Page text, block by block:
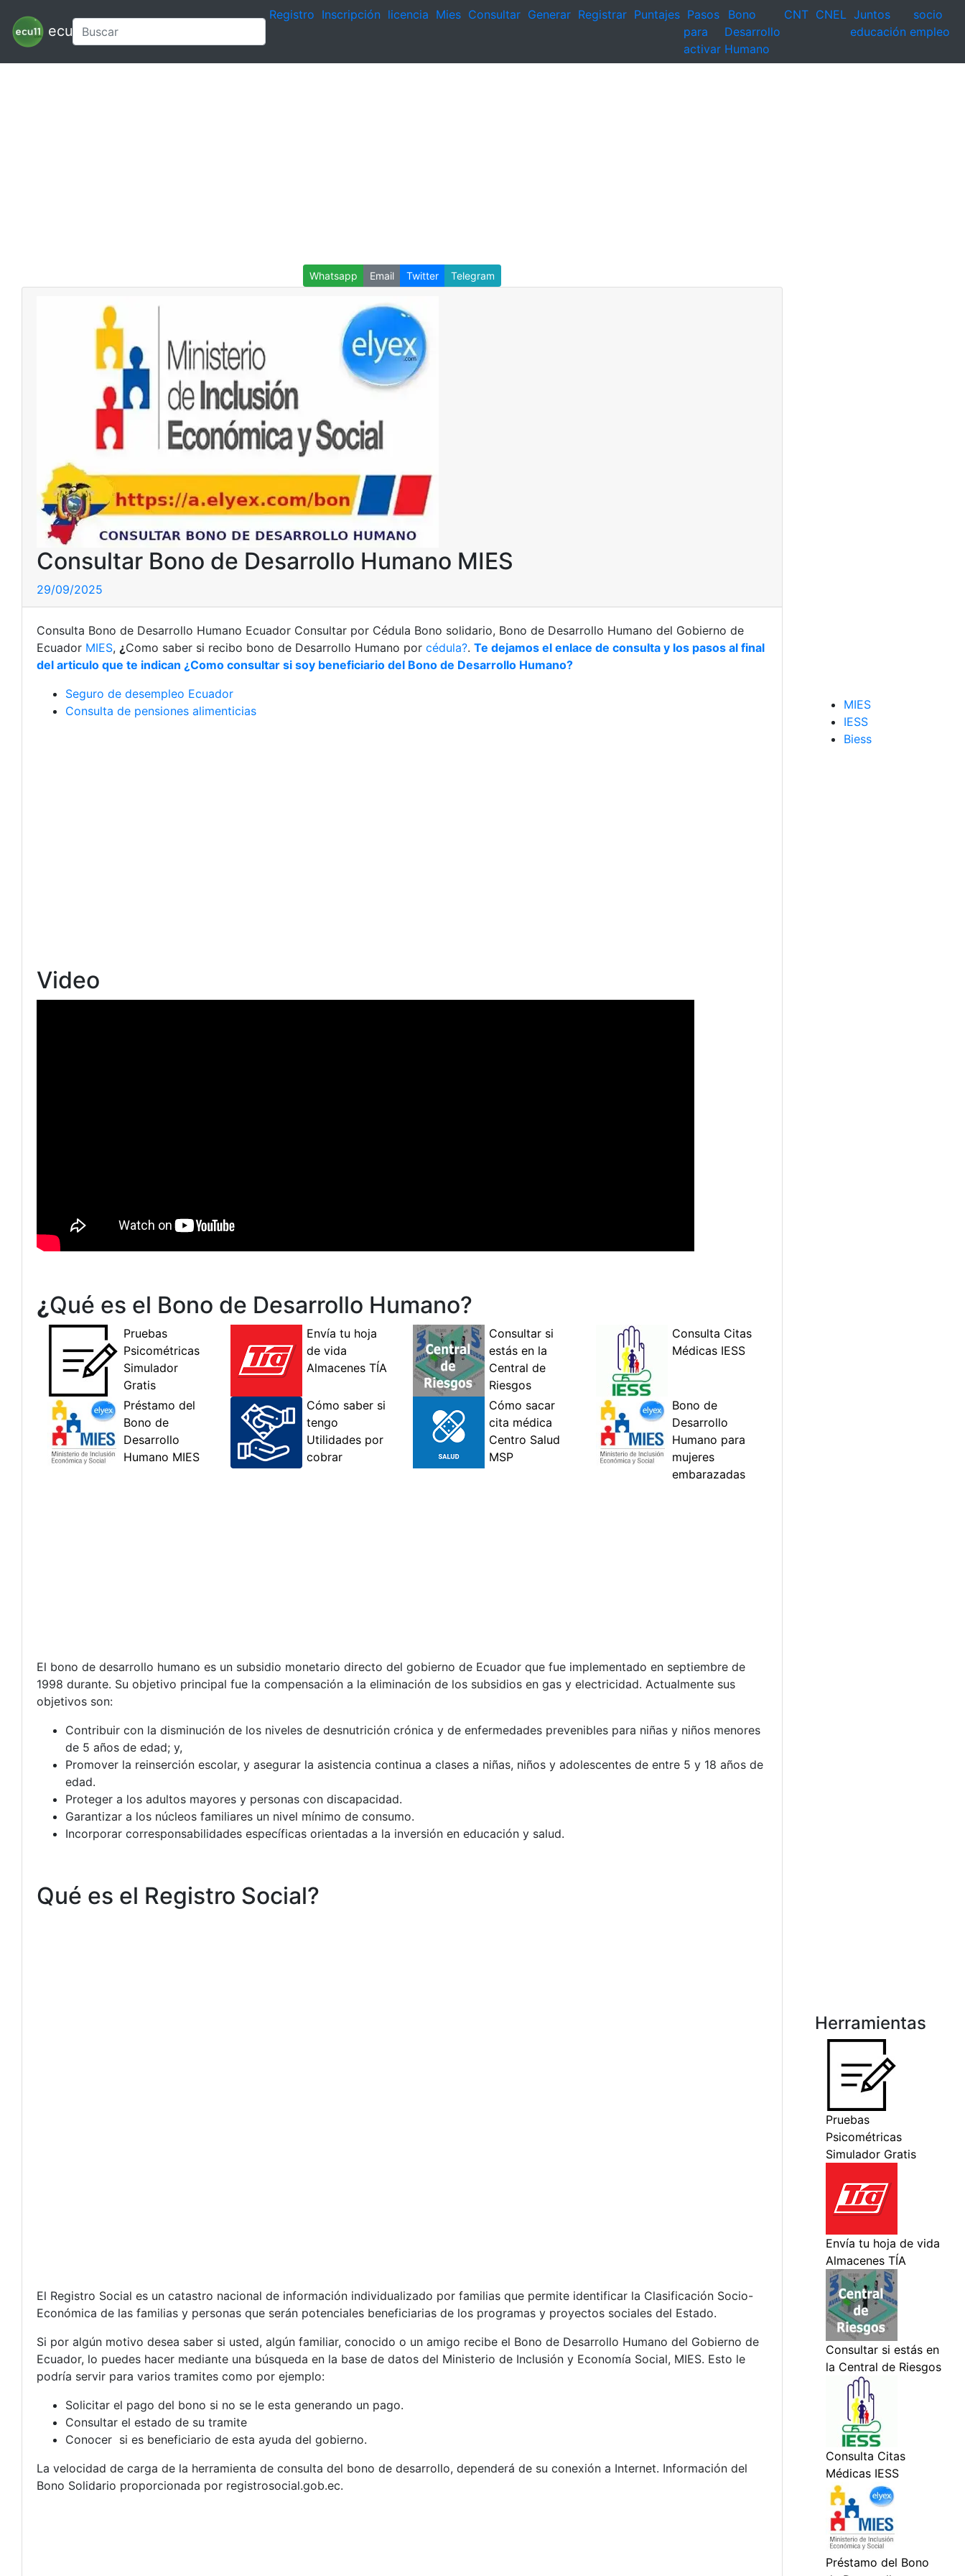
ecu11
Registro Inscripción licencia Mies Consultar Generar Registrar Puntajes Pasos
para
activar
Bono
Desarrollo
Humano
CNT CNEL Juntos
educación
socio
empleo
Whatsapp Email Twitter Telegram
Consultar Bono de Desarrollo Humano MIES
29/09/2025
Consulta Bono de Desarrollo Humano Ecuador Consultar por Cédula Bono solidario, Bono de Desarrollo Humano del Gobierno de
Ecuador MIES, ¿Como saber si recibo bono de Desarrollo Humano por cédula?. Te dejamos el enlace de consulta y los pasos al final
del articulo que te indican ¿Como consultar si soy beneficiario del Bono de Desarrollo Humano?
Seguro de desempleo Ecuador
Consulta de pensiones alimenticias
Video
¿Qué es el Bono de Desarrollo Humano?
El bono de desarrollo humano es un subsidio monetario directo del gobierno de Ecuador que fue implementado en septiembre de
1998 durante. Su objetivo principal fue la compensación a la eliminación de los subsidios en gas y electricidad. Actualmente sus
objetivos son:
Contribuir con la disminución de los niveles de desnutrición crónica y de enfermedades prevenibles para niñas y niños menores
de 5 años de edad; y,
Promover la reinserción escolar, y asegurar la asistencia continua a clases a niñas, niños y adolescentes de entre 5 y 18 años de
edad.
Proteger a los adultos mayores y personas con discapacidad.
Garantizar a los núcleos familiares un nivel mínimo de consumo.
Incorporar corresponsabilidades específicas orientadas a la inversión en educación y salud.
Qué es el Registro Social?
El Registro Social es un catastro nacional de información individualizado por familias que permite identificar la Clasificación Socio-
Económica de las familias y personas que serán potenciales beneficiarias de los programas y proyectos sociales del Estado.
Si por algún motivo desea saber si usted, algún familiar, conocido o un amigo recibe el Bono de Desarrollo Humano del Gobierno de
Ecuador, lo puedes hacer mediante una búsqueda en la base de datos del Ministerio de Inclusión y Economía Social, MIES. Esto le
podría servir para varios tramites como por ejemplo:
Solicitar el pago del bono si no se le esta generando un pago.
Consultar el estado de su tramite
Conocer si es beneficiario de esta ayuda del gobierno.
La velocidad de carga de la herramienta de consulta del bono de desarrollo, dependerá de su conexión a Internet. Información del
Bono Solidario proporcionada por registrosocial.gob.ec.
MIES
IESS
Biess
Herramientas